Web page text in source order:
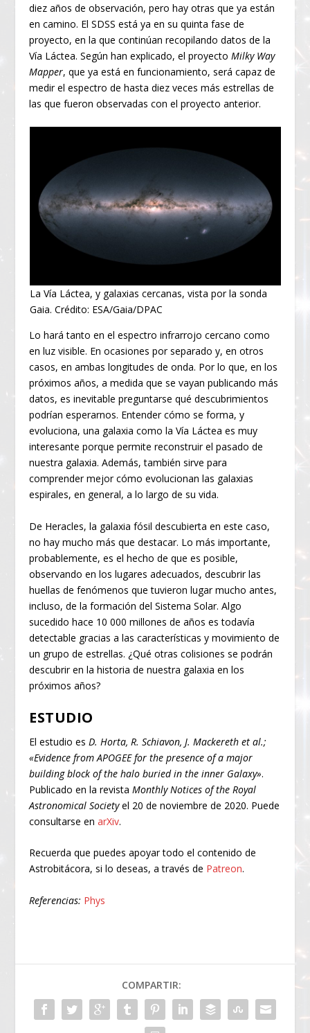
diez años de observación, pero hay otras que ya están
en camino. El SDSS está ya en su quinta fase de
proyecto, en la que continúan recopilando datos de la
Vía Láctea. Según han explicado, el proyectoMilky Way
Mapper, que ya está en funcionamiento, será capaz de
medir el espectro de hasta diez veces más estrellas de
las que fueron observadas con el proyecto anterior.
La Vía Láctea, y galaxias cercanas, vista por la sonda
Gaia. Crédito: ESA/Gaia/DPAC
Lo hará tanto en el espectro infrarrojo cercano como
en luz visible. En ocasiones por separado y, en otros
casos, en ambas longitudes de onda. Por lo que, en los
próximos años, a medida que se vayan publicando más
datos, es inevitable preguntarse qué descubrimientos
podrían esperarnos. Entender cómo se forma, y
evoluciona, una galaxia como la Vía Láctea es muy
interesante porque permite reconstruir el pasado de
nuestra galaxia. Además, también sirve para
comprender mejor cómo evolucionan las galaxias
espirales, en general, a lo largo de su vida.
De Heracles, la galaxia fósil descubierta en este caso,
no hay mucho más que destacar. Lo más importante,
probablemente, es el hecho de que es posible,
observando en los lugares adecuados, descubrir las
huellas de fenómenos que tuvieron lugar mucho antes,
incluso, de la formación del Sistema Solar. Algo
sucedido hace 10 000 millones de años es todavía
detectable gracias a las características y movimiento de
un grupo de estrellas. ¿Qué otras colisiones se podrán
descubrir en la historia de nuestra galaxia en los
próximos años?
ESTUDIO
El estudio esD. Horta, R. Schiavon, J. Mackereth et al.;
«Evidence from APOGEE for the presence of a major
building block of the halo buried in the inner Galaxy».
Publicado en la revistaMonthly Notices of the Royal
Astronomical Societyel 20 de noviembre de 2020. Puede
consultarse enarXiv.
Recuerda que puedes apoyar todo el contenido de
Astrobitácora, si lo deseas, a través de Patreon.
Referencias: Phys
COMPARTIR: